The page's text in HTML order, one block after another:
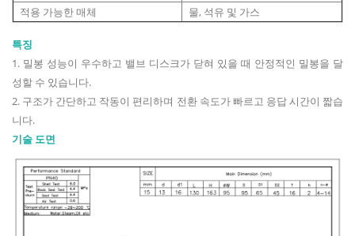
적용 가능한 매체
물, 석유 및 가스
특징
1. 밀봉 성능이 우수하고 밸브 디스크가 닫혀 있을 때 안정적인 밀봉을 달
성할 수 있습니다.
2. 구조가 간단하고 작동이 편리하며 전환 속도가 빠르고 응답 시간이 짧습
니다.
기술 도면